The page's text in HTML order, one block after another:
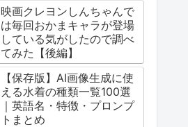
映画クレヨンしんちゃんで
は毎回おかまキャラが登場
している気がしたので調べ
てみた【後編】
【保存版】AI画像生成に使
える水着の種類一覧100選
｜英語名・特徴・プロンプ
トまとめ